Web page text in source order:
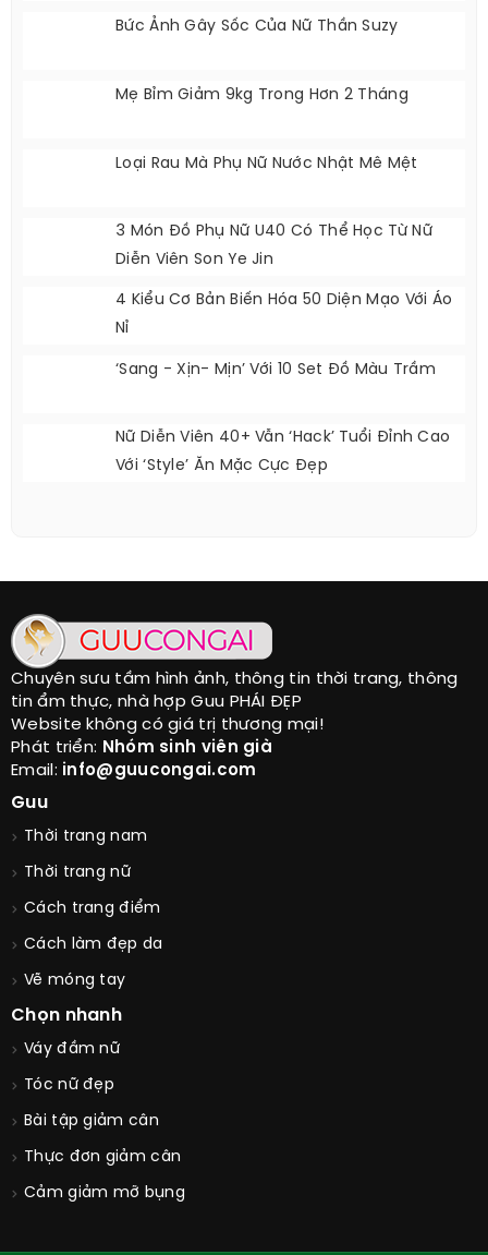
Bức Ảnh Gây Sốc Của Nữ Thần Suzy
Mẹ Bỉm Giảm 9kg Trong Hơn 2 Tháng
Loại Rau Mà Phụ Nữ Nước Nhật Mê Mệt
3 Món Đồ Phụ Nữ U40 Có Thể Học Từ Nữ
Diễn Viên Son Ye Jin
4 Kiểu Cơ Bản Biến Hóa 50 Diện Mạo Với Áo
Nỉ
‘Sang - Xịn- Mịn’ Với 10 Set Đồ Màu Trầm
Nữ Diễn Viên 40+ Vẫn ‘hack’ Tuổi Đỉnh Cao
Với ‘style’ Ăn Mặc Cực Đẹp
Chuyên sưu tầm hình ảnh, thông tin thời trang, thông
tin ẩm thực, nhà hợp Guu PHÁI ĐẸP
Website không có giá trị thương mại!
Phát triển: Nhóm sinh viên già
Email: info@guucongai.com
Guu
Thời trang nam
Thời trang nữ
Cách trang điểm
Cách làm đẹp da
Vẽ móng tay
Chọn nhanh
Váy đầm nữ
Tóc nữ đẹp
Bài tập giảm cân
Thực đơn giảm cân
Cảm giảm mỡ bụng